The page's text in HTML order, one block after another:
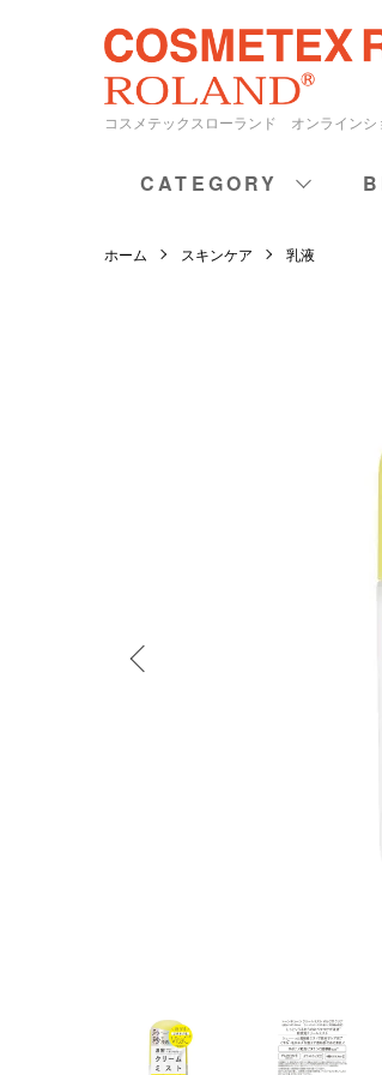
コスメテックスローランド オンラインシ
CATEGORY
ホーム スキンケア 乳液